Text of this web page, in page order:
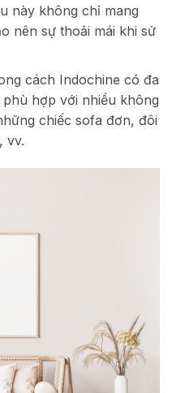
này không chỉ mang
nên sự thoải mái khi sử
cách Indochine có đa
hợp với nhiều không
chiếc sofa đơn, đôi
vv.